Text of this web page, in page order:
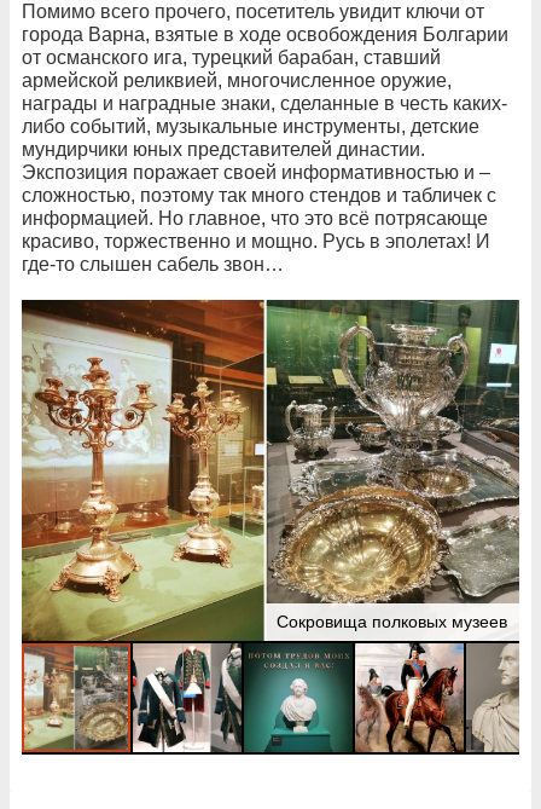
Помимо всего прочего, посетитель увидит ключи от
города Варна, взятые в ходе освобождения Болгарии
от османского ига, турецкий барабан, ставший
армейской реликвией, многочисленное оружие,
награды и наградные знаки, сделанные в честь каких-
либо событий, музыкальные инструменты, детские
мундирчики юных представителей династии.
Экспозиция поражает своей информативностью и –
сложностью, поэтому так много стендов и табличек с
информацией. Но главное, что это всё потрясающе
красиво, торжественно и мощно. Русь в эполетах! И
где-то слышен сабель звон…
Сокровища полковых музеев